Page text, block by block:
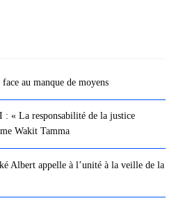
au manque de moyens
: « La responsabilité de la justice
Wakit Tamma
Albert appelle à l’unité à la veille de la